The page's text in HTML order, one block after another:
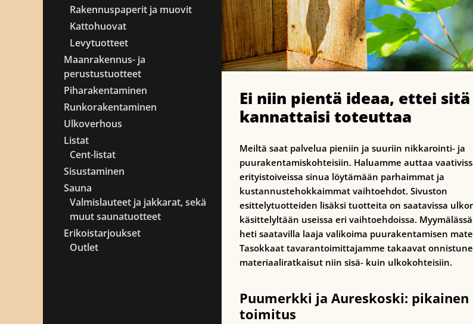
Rakennuspaperit ja muovit
Kattohuovat
Levytuotteet
Maanrakennus- ja
perustustuotteet
Piharakentaminen
Runkorakentaminen
Ulkoverhous
Listat
Cent-listat
Sisustaminen
Sauna
Valmislauteet ja jakkarat, sekä
muut saunatuotteet
Erikoistarjoukset
Outlet
Ei niin pientä ideaa, ettei sitä
kannattaisi toteuttaa
Meiltä saat palvelua pieniin ja suuriin nikkarointi- ja
puurakentamiskohteisiin. Haluamme auttaa
erityistoiveissa sinua löytämään parhaimmat ja
kustannustehokkaimmat vaihtoehdot. Sivuston
esittelytuotteiden lisäksi tuotteita on saatavissa
käsittelyltään useissa eri vaihtoehdoissa.
heti saatavilla laaja valikoima puurakentamisen
Tasokkaat tavarantoimittajamme takaavat
materiaaliratkaisut niin sisä- kuin ulkokohteisiin.
Puumerkki ja Aureskoski: pikainen
toimitus